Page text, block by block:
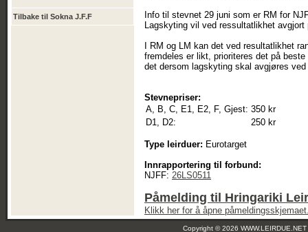
Tilbake til Sokna J.F.F
Info til stevnet 29 juni som er RM for
Lagskyting vil ved ressultatlikhet
I RM og LM kan det ved resultatlikhet
fremdeles er likt, prioriteres det på
det dersom lagskyting skal avgjøres ved
Stevnepriser:
A, B, C, E1, E2, F, Gjest: 350 kr
D1, D2:
250 kr
Type leirduer: Eurotarget
Innrapportering til forbund:
NJFF: 26LS0511
Påmelding til Hringariki
Klikk her for å åpne
Copyright © 2026